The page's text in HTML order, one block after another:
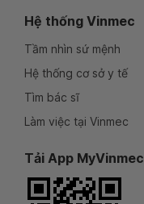
Hệ thống Vinmec
Tầm nhìn sứ mệnh
Hệ thống cơ sở y tế
Tìm bác sĩ
Làm việc tại Vinmec
Tải App MyVinmec